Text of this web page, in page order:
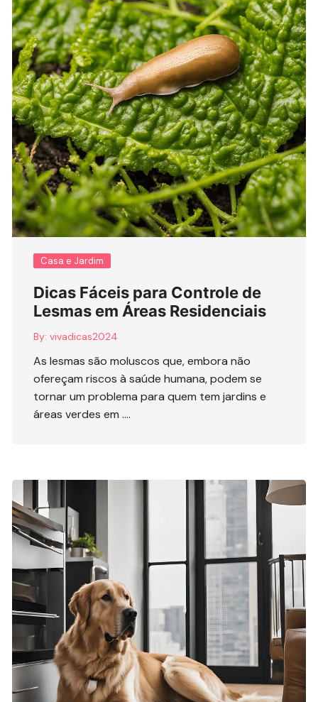
Casa e Jardim
Dicas Fáceis para Controle de
Lesmas em Áreas Residenciais
By: vivadicas2024
As lesmas são moluscos que, embora não
ofereçam riscos à saúde humana, podem se
tornar um problema para quem tem jardins e
áreas verdes em ….